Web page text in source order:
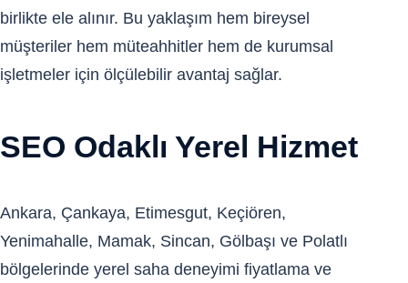
birlikte ele alınır. Bu yaklaşım hem bireysel
müşteriler hem müteahhitler hem de kurumsal
işletmeler için ölçülebilir avantaj sağlar.
SEO Odaklı Yerel Hizmet
Ankara, Çankaya, Etimesgut, Keçiören,
Yenimahalle, Mamak, Sincan, Gölbaşı ve Polatlı
bölgelerinde yerel saha deneyimi fiyatlama ve